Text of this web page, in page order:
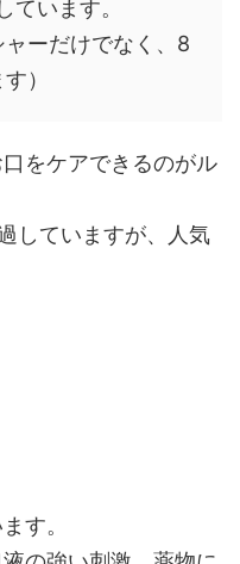
ています。
ャーだけでなく、8
）
をケアできるのがル
していますが、人気
す。